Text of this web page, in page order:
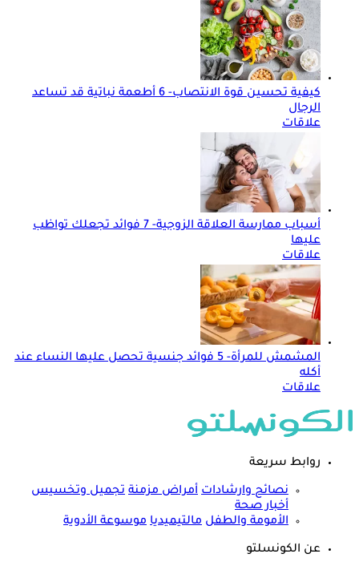
كيفية تحسين قوة الانتصاب- 6 أطعمة نباتية قد تساعد
الرجال
علاقات
أسباب ممارسة العلاقة الزوجية- 7 فوائد تجعلك تواظب
عليها
علاقات
المشمش للمرأة- 5 فوائد جنسية تحصل عليها النساء عند
أكله
علاقات
روابط سريعة
نصائح وارشادات أمراض مزمنة تجميل وتخسيس
أخبار صحة
الأمومة والطفل مالتيميديا موسوعة الأدوية
عن الكونسلتو